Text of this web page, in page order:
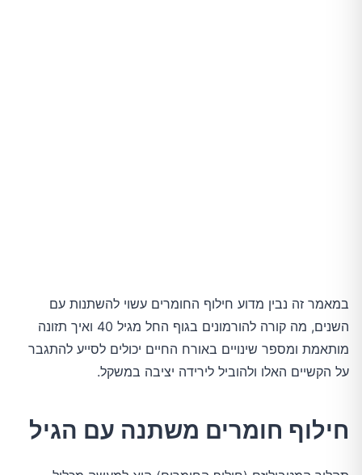
במאמר זה נבין מדוע חילוף החומרים עשוי להשתנות עם
השנים, מה קורה להורמונים בגוף החל מגיל 40 ואיך תזונה
מותאמת ומספר שינויים באורח החיים יכולים לסייע להתגבר
על הקשיים האלו ולהוביל לירידה יציבה במשקל.
חילוף חומרים משתנה עם הגיל